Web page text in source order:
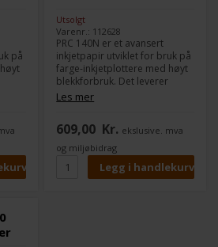
på
Utsolgt
Varenr.: 112628
PRC 140N er et avansert
inkjetpapir utviklet for bruk på
farge-inkjetplottere med høyt
blekkforbruk. Det leverer
imponerende resultater ved
fullflateskrivere med høy
kantdefinisjon og intens
fargebriljans.
Les mer
609,00 Kr. ekslusive. mva
og miljøbidrag